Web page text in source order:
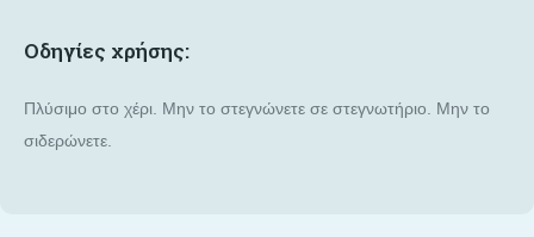
Οδηγίες χρήσης:
Πλύσιμο στο χέρι. Μην το στεγνώνετε σε στεγνωτήριο. Μην το
σιδερώνετε.